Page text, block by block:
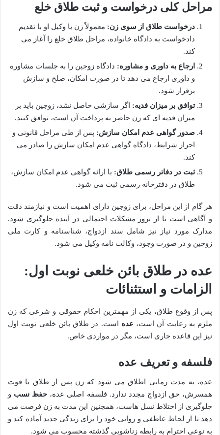
مراحل کلی درخواست و ثبت طلاق خلع
درخواست طلاق از سوی زن: معمولاً زن یا وکیل او با تقدیم
دادخواست به دادگاه خانواده، مراحل طلاق خلع را آغاز می
کند.
ارجاع به داوری و مشاوره: دادگاه زوجین را به جلسات مشاوره
و داوری ارجاع می دهد تا در صورت امکان، صلح و سازش
برقرار شود.
توافق بر میزان فدیه: اگر سازشی حاصل نشد، زوجین باید بر
میزان فدیه ای که زن حاضر به پرداخت آن است، توافق کنند.
صدور گواهی عدم امکان سازش: پس از طی مراحل قانونی و
احراز شرایط، دادگاه گواهی عدم امکان سازش را صادر می
کند.
ثبت در دفاتر رسمی طلاق: با ارائه گواهی عدم امکان سازش،
طلاق در دفترخانه رسمی ثبت می شود.
هر گام از این مراحل، برای زوجین دارای اهمیت است و نیازمند دقت
و آگاهی است تا از بروز مشکلات احتمالی در آینده جلوگیری شود.
مدارک مورد نیاز نیز شامل سند ازدواج، شناسنامه و کارت ملی
زوجین و در صورت وجود، وکالت نامه وکیل می شود.
عده در طلاق بائن خلعی نوبت اول:
الزامات و استثنائات
پس از وقوع طلاق، یکی از مهمترین احکام حقوقی و شرعی که زن
ملزم به رعایت آن است، عده است. در طلاق بائن خلعی نوبت اول
نیز این قاعده جاری است، مگر در مواردی خاص.
فلسفه و تعریف عده
عده، به مدت زمانی اطلاق می شود که زن پس از طلاق یا فوت
همسرش، حق ازدواج مجدد ندارد. فلسفه اصلی عده، حفظ نسب و
جلوگیری از اختلاط نسل هاست، همچنین این مدت به زن فرصت می
دهد تا از لحاظ عاطفی و روانی خود را برای زندگی جدید آماده کند و
به نوعی احترام به رابطه زناشویی گذشته محسوب می شود.